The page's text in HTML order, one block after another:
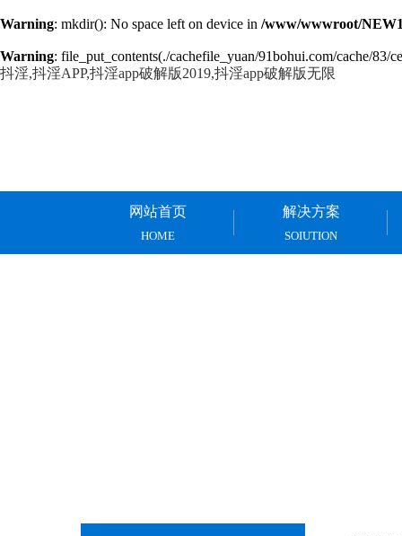
Warning: mkdir(): No space left on device in /www/wwwroot/
Warning: file_put_contents(./cachefile_yuan/91bohui.com/cache/
抖淫,抖淫APP,抖淫app破解版2019,抖淫app破解版无限
网站首页
HOME
解决方案
SOIUTION